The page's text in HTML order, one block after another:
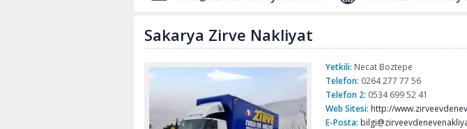
Sakarya Zirve Nakliyat
Yetkili: Necat Boztepe
Telefon: 0264 277 77 56
Telefon 2: 0534 699 52 41
Web Sitesi: http://
E-Posta: